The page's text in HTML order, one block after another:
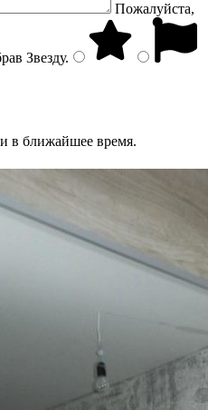
Пожалуйста,
Звезду.
в ближайшее время.